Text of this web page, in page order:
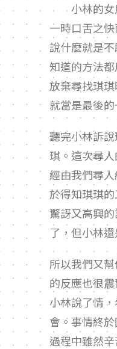
小林的女朋
一時口舌之
說什麼就是
知道的方法
放棄尋找琪
就當是最後
聽完小林訴
琪。這次尋
經由我們尋
於得知琪琪
驚訝又高興
了，但小林
所以我們又
的反應也很
小林說了情
會。事情終
過程中雖然辛